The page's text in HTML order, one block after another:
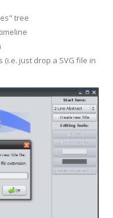
tree
just drop a SVG file in